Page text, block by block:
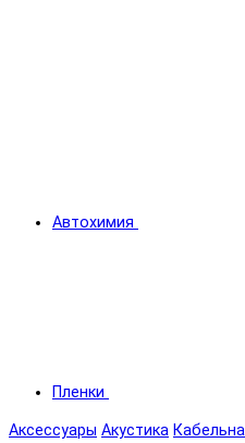
Автохимия
Пленки
Аксессуары Акустика